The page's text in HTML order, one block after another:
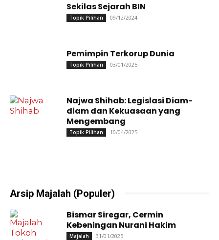
Sekilas Sejarah BIN
Topik Pilihan 09/12/2024
Pemimpin Terkorup Dunia
Topik Pilihan 03/01/2025
Najwa Shihab: Legislasi Diam-
diam dan Kekuasaan yang
Mengembang
Topik Pilihan 10/04/2025
Arsip Majalah (Populer)
Bismar Siregar, Cermin
Kebeningan Nurani Hakim
Majalah 31/01/2025